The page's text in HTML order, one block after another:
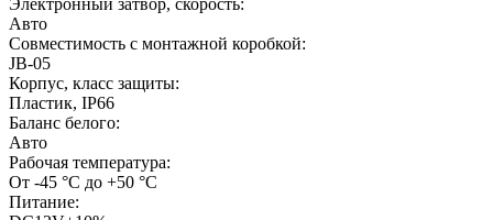
Авто
Совместимость с монтажной коробкой:
JB-05
Корпус, класс защиты:
Пластик, IP66
Баланс белого:
Авто
Рабочая температура:
От -45 °С до +50 °С
Питание: